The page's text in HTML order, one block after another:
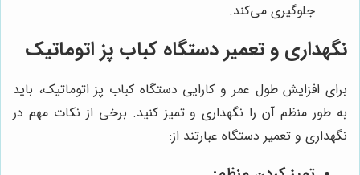
جلوگیری می‌کند.
نگهداری و تعمیر دستگاه کباب پز اتوماتیک
برای افزایش طول عمر و کارایی دستگاه کباب پز اتوماتیک، باید
به طور منظم آن را نگهداری و تمیز کنید. برخی از نکات مهم در
نگهداری و تعمیر دستگاه عبارتند از: